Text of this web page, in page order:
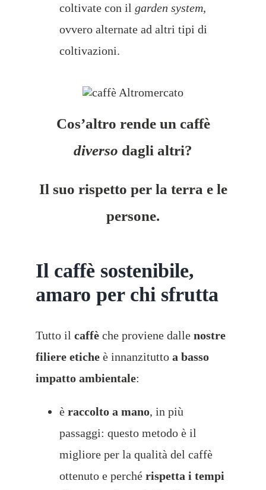
coltivate con il garden system,
ovvero alternate ad altri tipi di
coltivazioni.
Cos’altro rende un caffè
diverso dagli altri?
Il suo rispetto per la terra e le
persone.
Il caffè sostenibile,
amaro per chi sfrutta
Tutto il caffèche proviene dalle nostre
filiere eticheè innanzitutto a basso
impatto ambientale:
è raccolto a mano, in più
passaggi: questo metodo è il
migliore per la qualità del caffè
ottenuto e perché rispetta i tempi